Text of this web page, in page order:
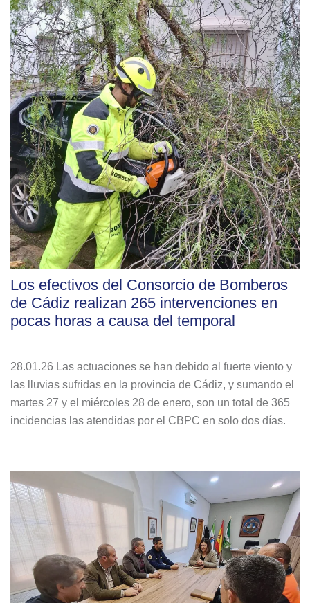
Los efectivos del Consorcio de Bomberos
de Cádiz realizan 265 intervenciones en
pocas horas a causa del temporal
28.01.26 Las actuaciones se han debido al fuerte viento y
las lluvias sufridas en la provincia de Cádiz, y sumando el
martes 27 y el miércoles 28 de enero, son un total de 365
incidencias las atendidas por el CBPC en solo dos días.